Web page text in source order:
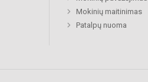
Mokinių maitinimas
Patalpų nuoma